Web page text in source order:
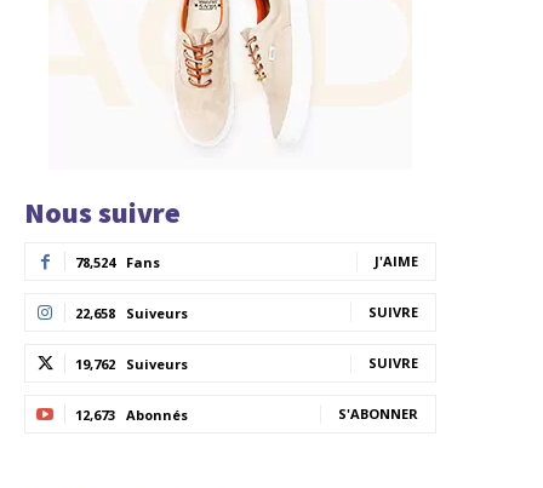
Nous suivre
78,524 Fans J'AIME
22,658 Suiveurs SUIVRE
19,762 Suiveurs SUIVRE
12,673 Abonnés S'ABONNER